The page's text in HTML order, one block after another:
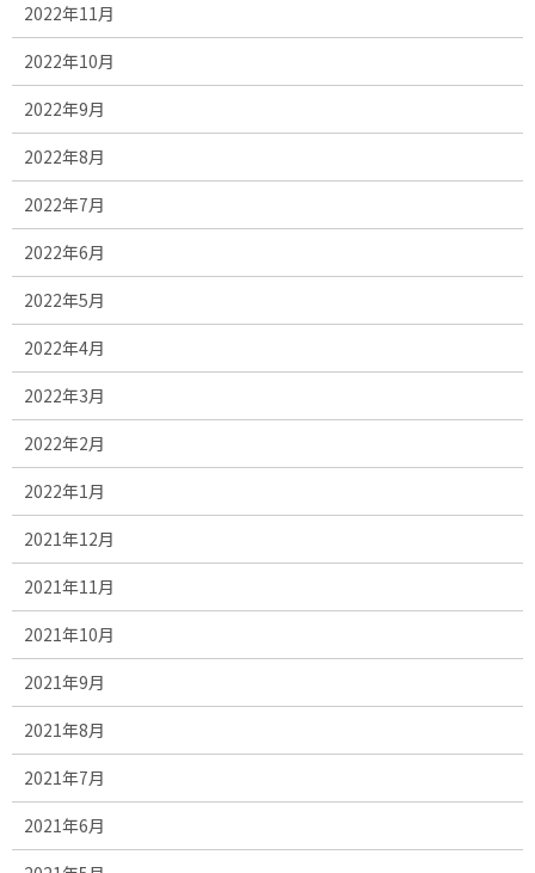
2022年11月
2022年10月
2022年9月
2022年8月
2022年7月
2022年6月
2022年5月
2022年4月
2022年3月
2022年2月
2022年1月
2021年12月
2021年11月
2021年10月
2021年9月
2021年8月
2021年7月
2021年6月